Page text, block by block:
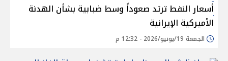
أسعار النفط ترتد صعوداً وسط ضبابية بشأن الهدنة
الأميركية الإيرانية
الجمعة 19/يونيو/2026 - 12:32 م